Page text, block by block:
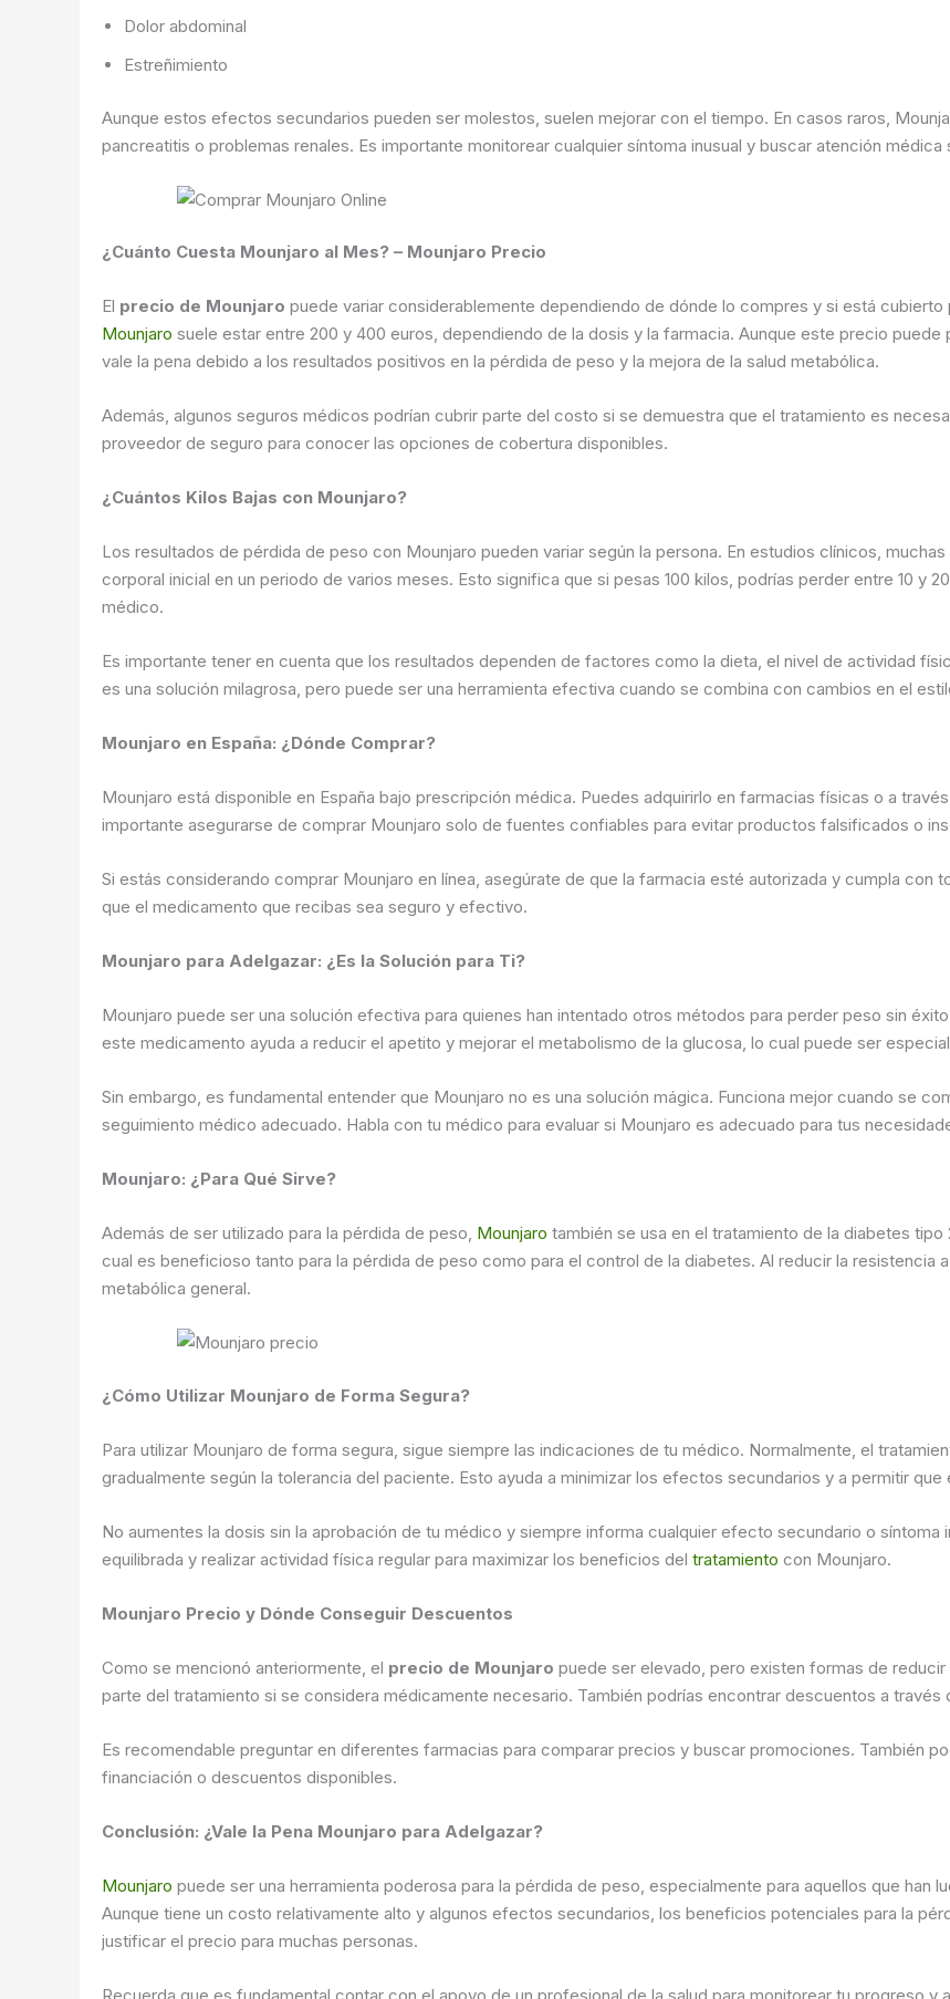
Dolor abdominal
Estreñimiento
Aunque estos efectos secundarios pueden ser molestos, suelen mejorar con el tiempo. En casos raros,
pancreatitis o problemas renales. Es importante monitorear cualquier síntoma inusual y buscar atención
¿Cuánto Cuesta Mounjaro al Mes? – Mounjaro Precio
El precio de Mounjaro puede variar considerablemente dependiendo de dónde lo compres y si está
Mounjaro suele estar entre 200 y 400 euros, dependiendo de la dosis y la farmacia. Aunque este precio
vale la pena debido a los resultados positivos en la pérdida de peso y la mejora de la salud metabólica.
Además, algunos seguros médicos podrían cubrir parte del costo si se demuestra que el tratamiento es
proveedor de seguro para conocer las opciones de cobertura disponibles.
¿Cuántos Kilos Bajas con Mounjaro?
Los resultados de pérdida de peso con Mounjaro pueden variar según la persona. En estudios clínicos,
corporal inicial en un periodo de varios meses. Esto significa que si pesas 100 kilos, podrías perder entre 10 y
médico.
Es importante tener en cuenta que los resultados dependen de factores como la dieta, el nivel de actividad
es una solución milagrosa, pero puede ser una herramienta efectiva cuando se combina con cambios en el
Mounjaro en España: ¿Dónde Comprar?
Mounjaro está disponible en España bajo prescripción médica. Puedes adquirirlo en farmacias físicas o a
importante asegurarse de comprar Mounjaro solo de fuentes confiables para evitar productos falsificados o
Si estás considerando comprar Mounjaro en línea, asegúrate de que la farmacia esté autorizada y cumpla con
que el medicamento que recibas sea seguro y efectivo.
Mounjaro para Adelgazar: ¿Es la Solución para Ti?
Mounjaro puede ser una solución efectiva para quienes han intentado otros métodos para perder peso sin
este medicamento ayuda a reducir el apetito y mejorar el metabolismo de la glucosa, lo cual puede ser
Sin embargo, es fundamental entender que Mounjaro no es una solución mágica. Funciona mejor cuando se
seguimiento médico adecuado. Habla con tu médico para evaluar si Mounjaro es adecuado para tus
Mounjaro: ¿Para Qué Sirve?
Además de ser utilizado para la pérdida de peso, Mounjaro también se usa en el tratamiento de la diabetes
cual es beneficioso tanto para la pérdida de peso como para el control de la diabetes. Al reducir la resistencia
metabólica general.
¿Cómo Utilizar Mounjaro de Forma Segura?
Para utilizar Mounjaro de forma segura, sigue siempre las indicaciones de tu médico. Normalmente, el
gradualmente según la tolerancia del paciente. Esto ayuda a minimizar los efectos secundarios y a permitir
No aumentes la dosis sin la aprobación de tu médico y siempre informa cualquier efecto secundario o síntoma
equilibrada y realizar actividad física regular para maximizar los beneficios del tratamiento con Mounjaro.
Mounjaro Precio y Dónde Conseguir Descuentos
Como se mencionó anteriormente, el precio de Mounjaro puede ser elevado, pero existen formas de
parte del tratamiento si se considera médicamente necesario. También podrías encontrar descuentos a
Es recomendable preguntar en diferentes farmacias para comparar precios y buscar promociones. También
financiación o descuentos disponibles.
Conclusión: ¿Vale la Pena Mounjaro para Adelgazar?
Mounjaro puede ser una herramienta poderosa para la pérdida de peso, especialmente para aquellos que
Aunque tiene un costo relativamente alto y algunos efectos secundarios, los beneficios potenciales para la
justificar el precio para muchas personas.
Recuerda que es fundamental contar con el apoyo de un profesional de la salud para monitorear tu progreso y